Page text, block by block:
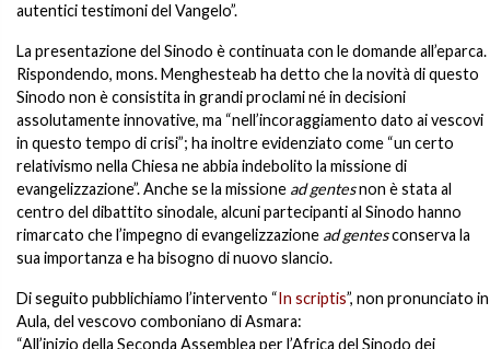
autentici testimoni del Vangelo”.
La presentazione del Sinodo è continuata con le domande all’eparca.
Rispondendo, mons. Menghesteab ha detto che la novità di questo
Sinodo non è consistita in grandi proclami né in decisioni
assolutamente innovative, ma “nell’incoraggiamento dato ai vescovi
in questo tempo di crisi”; ha inoltre evidenziato come “un certo
relativismo nella Chiesa ne abbia indebolito la missione di
evangelizzazione”. Anche se la missione ad gentesnon è stata al
centro del dibattito sinodale, alcuni partecipanti al Sinodo hanno
rimarcato che l’impegno di evangelizzazione ad gentesconserva la
sua importanza e ha bisogno di nuovo slancio.
Di seguito pubblichiamo l’intervento “In scriptis”, non pronunciato in
Aula, del vescovo comboniano di Asmara:
“All’inizio della Seconda Assemblea per l’Africa del Sinodo dei